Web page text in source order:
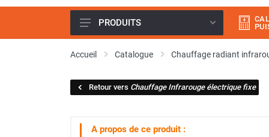
Climatiseur
Climatiseur mobile résidentiel et
Rafraîchisseur d'air
PRODUITS
Accueil Catalogue Chauffage radiant
Retour vers Chauffage Infrarouge électrique fixe
A propos de ce produit :